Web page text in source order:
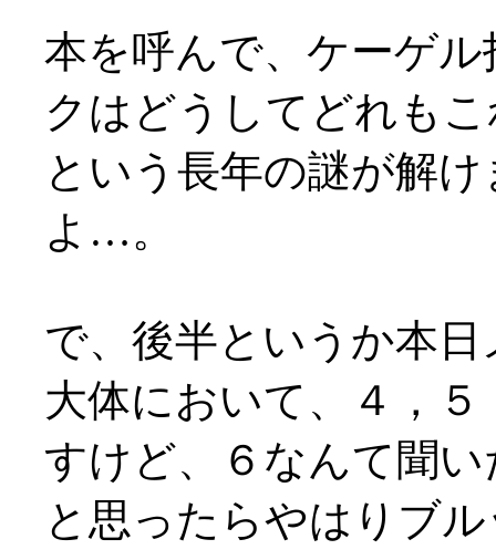
本を呼んで、ケーゲ
クはどうしてどれも
という長年の謎が解
よ…。
で、後半というか本
大体において、４，
すけど、６なんて聞
と思ったらやはりブ